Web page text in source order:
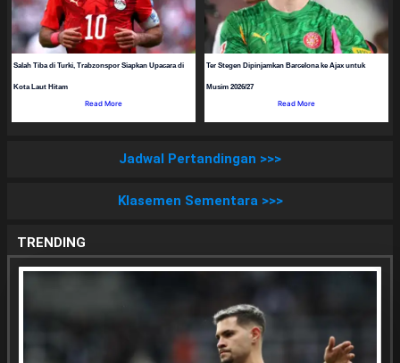
Salah Tiba di Turki, Trabzonspor Siapkan Upacara di
Kota Laut Hitam
Read More
Ter Stegen Dipinjamkan Barcelona ke Ajax untuk
Musim 2026/27
Read More
Jadwal Pertandingan >>>
Klasemen Sementara >>>
TRENDING